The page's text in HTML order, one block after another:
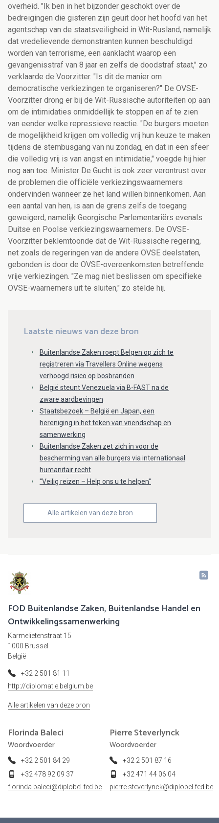
overheid. "Ik ben in het bijzonder geschokt over de
bedreigingen die gisteren zijn geuit door het hoofd van het
agentschap van de staatsveiligheid in Wit-Rusland, namelijk
dat vredelievende demonstranten kunnen beschuldigd
worden van terrorisme, een aanklacht waarop een
gevangenisstraf van 8 jaar en zelfs de doodstraf staat," zo
verklaarde de Voorzitter. "Is dit de manier om
democratische verkiezingen te organiseren?" De OVSE-
Voorzitter drong er bij de Wit-Russische autoriteiten op aan
om de intimidaties onmiddellijk te stoppen en af te zien
van eender welke repressieve reactie. "De burgers moeten
de mogelijkheid krijgen om volledig vrij hun keuze te maken
tijdens de stembusgang van nu zondag, en dat in een sfeer
die volledig vrij is van angst en intimidatie," voegde hij hier
nog aan toe. Minister De Gucht is ook zeer verontrust over
de problemen die officiële verkiezingswaarnemers
ondervinden wanneer ze het land willen binnenkomen. Aan
een aantal van hen, is aan de grens zelfs de toegang
geweigerd, namelijk Georgische Parlementariërs evenals
Duitse en Poolse verkiezingswaarnemers. De OVSE-
Voorzitter beklemtoonde dat de Wit-Russische regering,
net zoals de regeringen van de andere OVSE deelstaten,
gebonden is door de OVSE-overeenkomsten betreffende
vrije verkiezingen. "Ze mag niet beslissen om specifieke
OVSE-waarnemers uit te sluiten," zo stelde hij.
Laatste nieuws van deze bron
Buitenlandse Zaken roept Belgen op zich te
registreren via Travellers Online wegens
verhoogd risico op bosbranden
België steunt Venezuela via B-FAST na de
zware aardbevingen
Staatsbezoek – België en Japan, een
hereniging in het teken van vriendschap en
samenwerking
Buitenlandse Zaken zet zich in voor de
bescherming van alle burgers via internationaal
humanitair recht
"Veilig reizen – Help ons u te helpen"
Alle artikelen van deze bron
FOD Buitenlandse Zaken, Buitenlandse Handel en
Ontwikkelingssamenwerking
Karmelietenstraat 15
1000 Brussel
België
+32 2 501 81 11
http://diplomatie.belgium.be
Alle artikelen van deze bron
Florinda Baleci
Woordvoerder
+32 2 501 84 29
+32 478 92 09 37
florinda.baleci@diplobel.fed.be
PierreSteverlynck
Woordvoerder
+32 2 501 87 16
+32 471 44 06 04
pierre.steverlynck@diplobel.fed.be